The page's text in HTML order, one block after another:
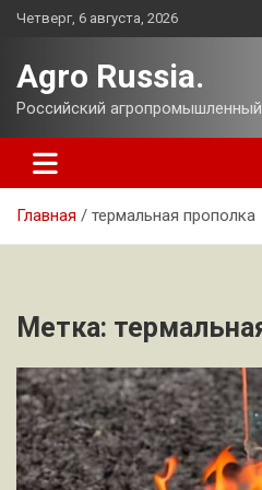
Перейти
Четверг, 6 августа, 2026
Agro Russia.
Российский
Главная термальная прополка
Метка: